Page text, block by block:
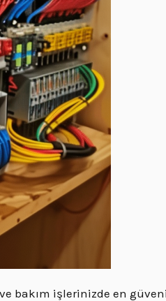
bakım işlerinizde en